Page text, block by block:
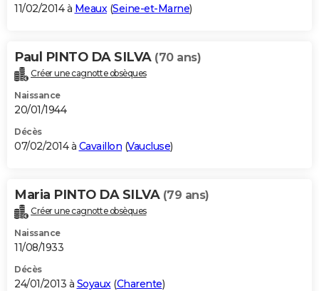
11/02/2014 à Meaux(Seine-et-Marne)
Paul PINTO DA SILVA (70 ans)
Créer une cagnotte obsèques
Naissance
20/01/1944
Décès
07/02/2014 à Cavaillon (Vaucluse)
Maria PINTO DA SILVA (79 ans)
Créer une cagnotte obsèques
Naissance
11/08/1933
Décès
24/01/2013 à Soyaux (Charente)